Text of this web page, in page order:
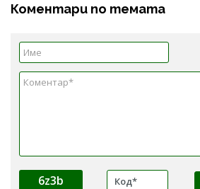
Коментари по темата
6z3b